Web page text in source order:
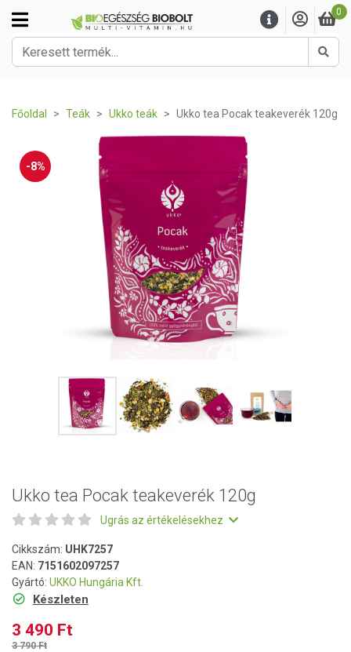
0
Főoldal Teák Ukko teák Ukko tea Pocak teakeverék 120g
-8%
Ukko tea Pocak teakeverék 120g
Ugrás az értékelésekhez
Cikkszám: UHK7257
EAN: 7151602097257
Gyártó: UKKO Hungária Kft.
Készleten
3 490 Ft
3 790 Ft